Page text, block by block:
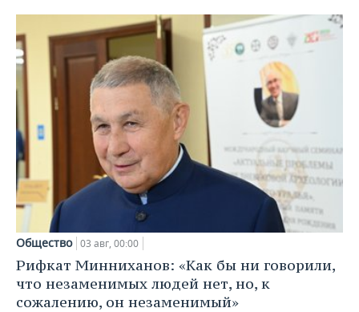
Общество 03 авг, 00:00
Рифкат Минниханов: «Как бы ни говорили,
что незаменимых людей нет, но, к
сожалению, он незаменимый»